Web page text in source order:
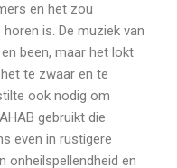
en het zou
is. De muziek van
been, maar het lokt
te zwaar en te
ook nodig om
gebruikt die
even in rustigere
onheilspellendheid en